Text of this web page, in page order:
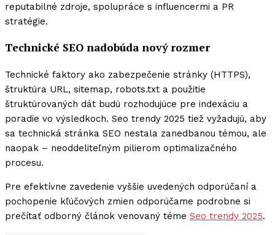
reputabilné zdroje, spolupráce s influencermi a PR
stratégie.
Technické SEO nadobúda nový rozmer
Technické faktory ako zabezpečenie stránky (HTTPS),
štruktúra URL, sitemap, robots.txt a použitie
štruktúrovaných dát budú rozhodujúce pre indexáciu a
poradie vo výsledkoch. Seo trendy 2025 tiež vyžadujú, aby
sa technická stránka SEO nestala zanedbanou témou, ale
naopak – neoddeliteľným pilierom optimalizačného
procesu.
Pre efektívne zavedenie vyššie uvedených odporúčaní a
pochopenie kľúčových zmien odporúčame podrobne si
prečítať odborný článok venovaný téme Seo trendy 2025.